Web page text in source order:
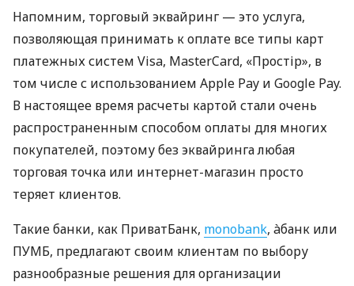
Напомним, торговый эквайринг — это услуга,
позволяющая принимать к оплате все типы карт
платежных систем Visa, MasterCard, «Простір», в
том числе с использованием Apple Pay и Google Pay.
В настоящее время расчеты картой стали очень
распространенным способом оплаты для многих
покупателей, поэтому без эквайринга любая
торговая точка или интернет-магазин просто
теряет клиентов.
Такие банки, как ПриватБанк, monobank, àбанк или
ПУМБ, предлагают своим клиентам по выбору
разнообразные решения для организации